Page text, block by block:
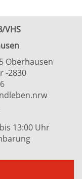
VHS
Oberhausen
-2830
13:00 Uhr